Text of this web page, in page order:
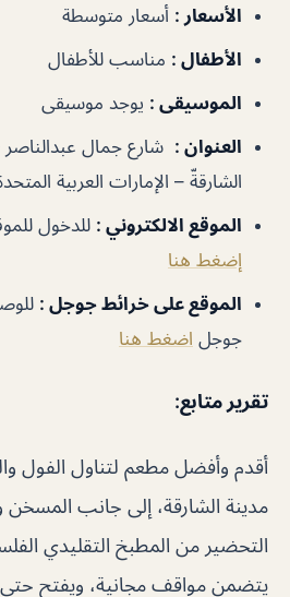
الأسعار : أسعار متوسطة
الأطفال : مناسب للأطفال
الموسيقى : يوجد موسيقى
العنوان :
الشارقةّ – الإمارات العربية
الموقع الالكتروني : للدخول
إضغط هنا
الموقع على خرائط جوجل :
جوجل اضغط هنا
تقرير متابع:
أقدم وأفضل مطعم لتناول الفول
مدينة الشارقة، إلى جانب المسخن
التحضير من المطبخ التقليدي
يتضمن مواقف مجانية، ويفتح